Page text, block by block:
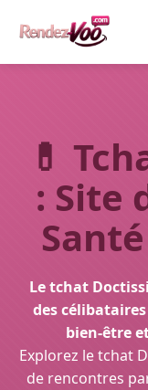
💊
: Site
Le tchat
des
bien-être
Explorez le tchat
de rencontres